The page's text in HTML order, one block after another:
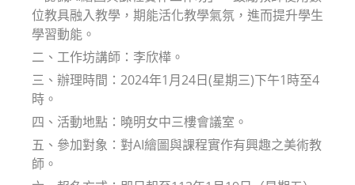
位教具融入教學，期能活化教學氣氛，進而提升學生
學習動能。
二、工作坊講師：李欣樺。
三、辦理時間：2024年1月24日(星期三)下午1時至4
時。
四、活動地點：曉明女中三樓會議室。
五、參加對象：對AI繪圖與課程實作有興趣之美術教
師。